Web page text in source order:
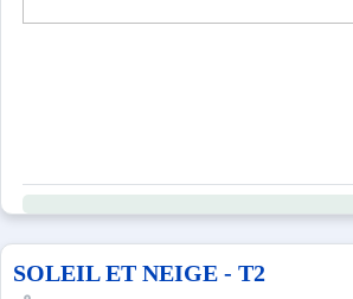
SOLEIL ET NEIGE - T2